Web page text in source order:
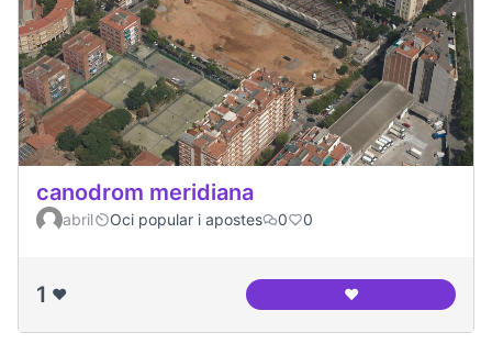
canodrom meridiana
abril Oci popular i apostes 0 0
1 ❤️ ❤️canodrom